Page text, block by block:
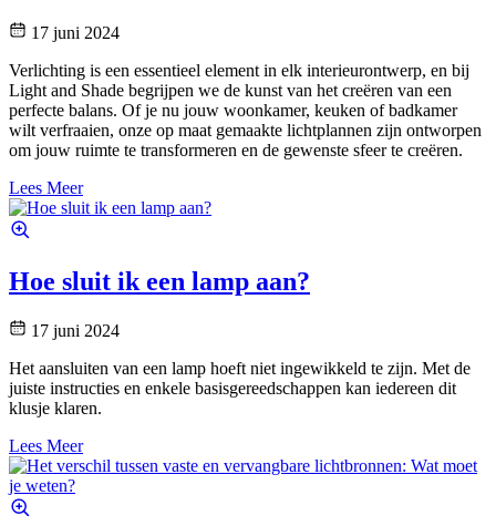
17 juni 2024
Verlichting is een essentieel element in elk interieurontwerp, en bij
Light and Shade begrijpen we de kunst van het creëren van een
perfecte balans. Of je nu jouw woonkamer, keuken of badkamer
wilt verfraaien, onze op maat gemaakte lichtplannen zijn ontworpen
om jouw ruimte te transformeren en de gewenste sfeer te creëren.
Lees Meer
Hoe sluit ik een lamp aan?
17 juni 2024
Het aansluiten van een lamp hoeft niet ingewikkeld te zijn. Met de
juiste instructies en enkele basisgereedschappen kan iedereen dit
klusje klaren.
Lees Meer